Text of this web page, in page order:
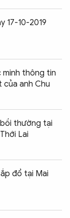
17-10-2019
minh thông tin
của anh Chu
bồi thường tại
Lai
đổ tại Mai